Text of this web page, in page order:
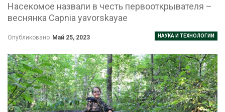
Насекомое назвали в честь первооткрывателя –
веснянка Capnia yavorskayae
НАУКА И ТЕХНОЛОГИИ
Опубликовано Май 25, 2023